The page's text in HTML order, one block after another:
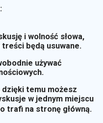
i wolność słowa,
będą usuwane.
używać
dzięki temu możesz
w jednym miejscu
trafi na stronę główną.